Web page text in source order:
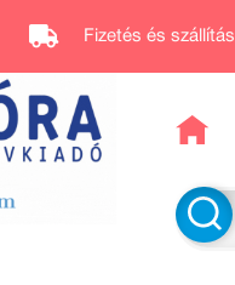
Fizetés és szállítás